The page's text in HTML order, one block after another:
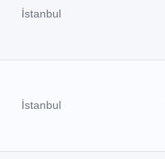
İstanbul
İstanbul